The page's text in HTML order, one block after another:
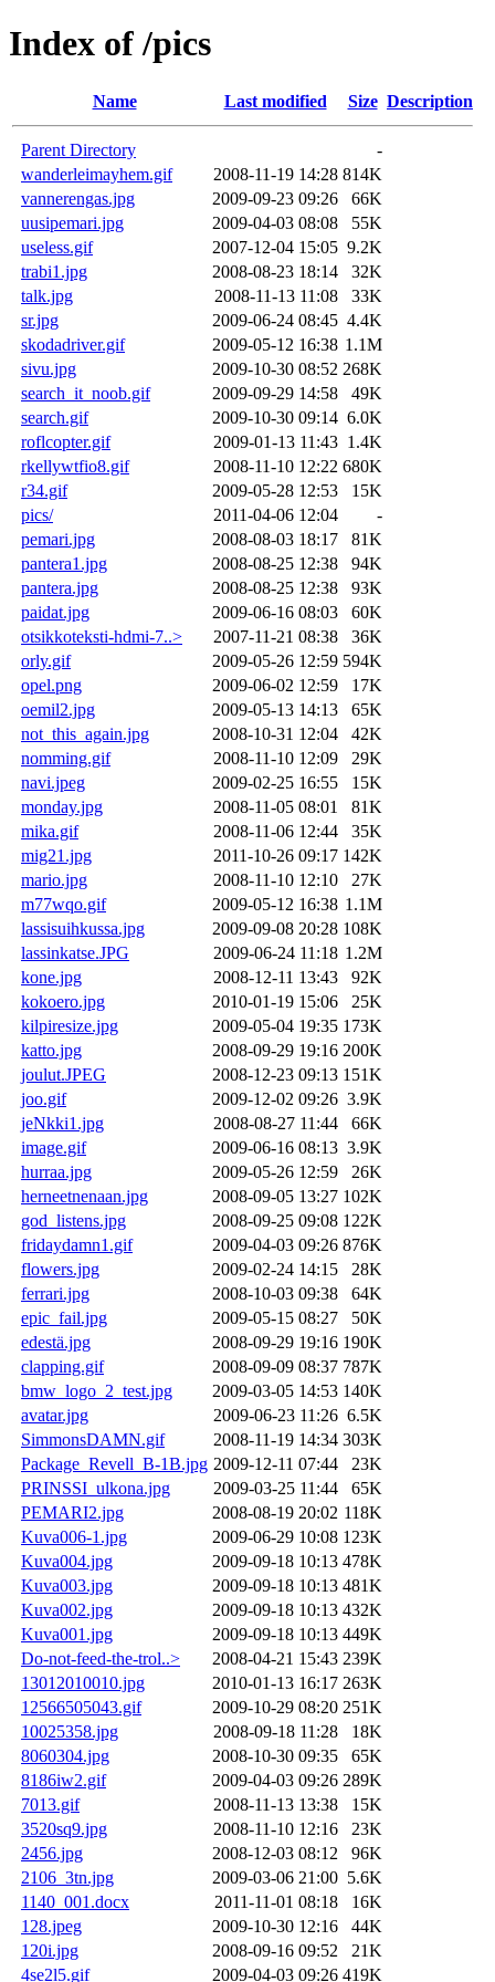
Index of /pics
Name Last modified Size Description
Parent Directory
-
wanderleimayhem.gif
2008-11-19 14:28 814K
vannerengas.jpg
2009-09-23 09:26
66K
uusipemari.jpg
2009-04-03 08:08
55K
useless.gif
2007-12-04 15:05 9.2K
trabi1.jpg
2008-08-23 18:14
32K
talk.jpg
2008-11-13 11:08
33K
sr.jpg
2009-06-24 08:45 4.4K
skodadriver.gif
2009-05-12 16:38 1.1M
sivu.jpg
2009-10-30 08:52 268K
search_it_noob.gif
2009-09-29 14:58
49K
search.gif
2009-10-30 09:14 6.0K
roflcopter.gif
2009-01-13 11:43 1.4K
rkellywtfio8.gif
2008-11-10 12:22 680K
r34.gif
2009-05-28 12:53
15K
pics/
2011-04-06 12:04
-
pemari.jpg
2008-08-03 18:17
81K
pantera1.jpg
2008-08-25 12:38
94K
pantera.jpg
2008-08-25 12:38
93K
paidat.jpg
2009-06-16 08:03
60K
otsikkoteksti-hdmi-7..>
2007-11-21 08:38
36K
orly.gif
2009-05-26 12:59 594K
opel.png
2009-06-02 12:59
17K
oemil2.jpg
2009-05-13 14:13
65K
not_this_again.jpg
2008-10-31 12:04
42K
nomming.gif
2008-11-10 12:09
29K
navi.jpeg
2009-02-25 16:55
15K
monday.jpg
2008-11-05 08:01
81K
mika.gif
2008-11-06 12:44
35K
mig21.jpg
2011-10-26 09:17 142K
mario.jpg
2008-11-10 12:10
27K
m77wqo.gif
2009-05-12 16:38 1.1M
lassisuihkussa.jpg
2009-09-08 20:28 108K
lassinkatse.JPG
2009-06-24 11:18 1.2M
kone.jpg
2008-12-11 13:43
92K
kokoero.jpg
2010-01-19 15:06
25K
kilpiresize.jpg
2009-05-04 19:35 173K
katto.jpg
2008-09-29 19:16 200K
joulut.JPEG
2008-12-23 09:13 151K
joo.gif
2009-12-02 09:26 3.9K
jeNkki1.jpg
2008-08-27 11:44
66K
image.gif
2009-06-16 08:13 3.9K
hurraa.jpg
2009-05-26 12:59
26K
herneetnenaan.jpg
2008-09-05 13:27 102K
god_listens.jpg
2008-09-25 09:08 122K
fridaydamn1.gif
2009-04-03 09:26 876K
flowers.jpg
2009-02-24 14:15
28K
ferrari.jpg
2008-10-03 09:38
64K
epic_fail.jpg
2009-05-15 08:27
50K
edestä.jpg
2008-09-29 19:16 190K
clapping.gif
2008-09-09 08:37 787K
bmw_logo_2_test.jpg
2009-03-05 14:53 140K
avatar.jpg
2009-06-23 11:26 6.5K
SimmonsDAMN.gif
2008-11-19 14:34 303K
Package_Revell_B-1B.jpg 2009-12-11 07:44
23K
PRINSSI_ulkona.jpg
2009-03-25 11:44
65K
PEMARI2.jpg
2008-08-19 20:02 118K
Kuva006-1.jpg
2009-06-29 10:08 123K
Kuva004.jpg
2009-09-18 10:13 478K
Kuva003.jpg
2009-09-18 10:13 481K
Kuva002.jpg
2009-09-18 10:13 432K
Kuva001.jpg
2009-09-18 10:13 449K
Do-not-feed-the-trol..>
2008-04-21 15:43 239K
13012010010.jpg
2010-01-13 16:17 263K
12566505043.gif
2009-10-29 08:20 251K
10025358.jpg
2008-09-18 11:28
18K
8060304.jpg
2008-10-30 09:35
65K
8186iw2.gif
2009-04-03 09:26 289K
7013.gif
2008-11-13 13:38
15K
3520sq9.jpg
2008-11-10 12:16
23K
2456.jpg
2008-12-03 08:12
96K
2106_3tn.jpg
2009-03-06 21:00 5.6K
1140_001.docx
2011-11-01 08:18
16K
128.jpeg
2009-10-30 12:16
44K
120i.jpg
2008-09-16 09:52
21K
4se2l5.gif
2009-04-03 09:26 419K